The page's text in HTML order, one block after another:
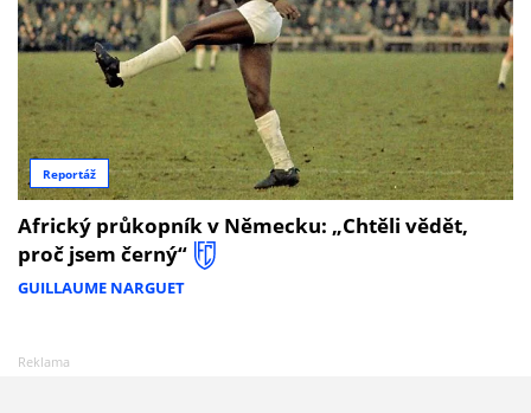
Reportáž
Africký průkopník v Německu: „Chtěli vědět,
proč jsem černý“
GUILLAUME NARGUET